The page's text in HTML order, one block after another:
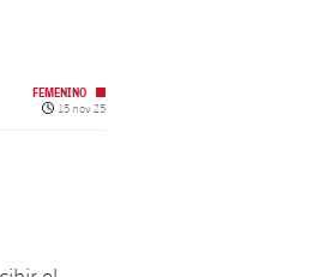
FEMENINO
Fecha de publicación
15 nov 25